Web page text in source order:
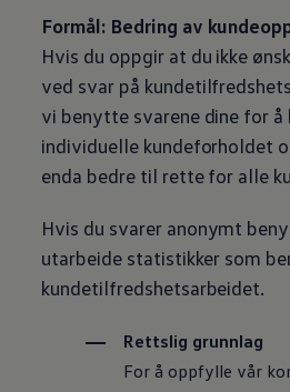
Formål: Bedring av
Hvis du oppgir at du ikke
ved svar på
vi benytte svarene dine for å
individuelle kundeforholdet
enda bedre til rette for alle
Hvis du svarer anonymt
utarbeide statistikker som
kundetilfredshetsarbeidet.
Rettslig grunnlag
For å oppfylle vår